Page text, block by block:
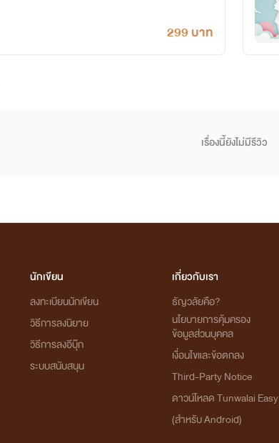
299 บาท
เรื่องนี้ยังไม่มีรีวิว
นักเขียน
ลงทะเบียนนักเขียน
วิธีการลงนิยาย
วิธีการลงอีบุ๊ก
ระบบสนับสนุน
เกี่ยวกับเรา
ธัญวลัยคือ?
นโยบายการคุ้มครอง
ข้อมูลส่วนบุคคล
เงื่อนไขและข้อตกลง
Third-Party Notice
ดาวน์โหลด Tunwalai Easy
(สำหรับ Android)